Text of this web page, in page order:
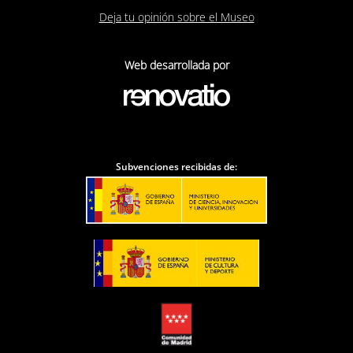
transmitir su sabiduría a sus alumnos y discípulos
museos y exposiciones y está atento a todo lo que se
refiere al arte, tanto del pasado como del presente.
español. Su edición crítica de losDiálogos de la pintura
de Vicente Carducho (1633), y su libro antológico
Teoría de la pintura del Siglo de Oro(1981), son dos
práctica y las doctrinas estéticas del momento estelar
del arte español. Otra importante contribución histórica
que en 1982 escribió sobre las
para completar la versión en
castellano del clásico libroLas academias de arte
Nicolas Pevsner. Al detallado estudio de las academias
Deja tu opinión sobre el Museo
Web desarrollada por
Subvenciones recibidas de: